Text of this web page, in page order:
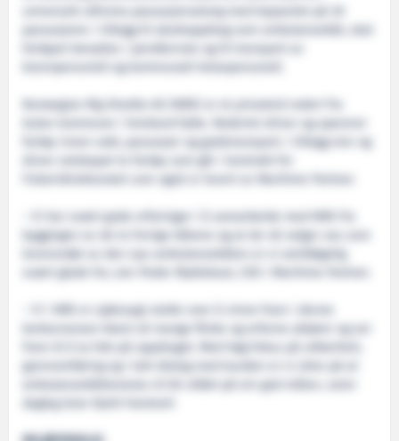
universelt utforma passasjersalong med kapasitet på 30
passasjerer. I tillegg til akuttoppdrag som ambulansebåt, skal
fartøyet benyttes i pendlerrute og til transport av
brannpersonell og kommunalt helsepersonell.
Norwegian Rig Shuttle AS (NRS) er et privateid rederi fra
Gulen kommune i Vestland fylke. Rederiet driver og opererer
fartøy innen vakt, passasjer og godstransport. I tillegg eier og
driver selskapet to fartøy som går i kontrakt for
Fiskeridirektoratet som også er levert av Maritime Partner.
– Vi har svært gode erfaringer i å samarbeide med NRS fra
byggingen av de to forrige båtene og at de nå velger oss som
leverandør av den nye ambulansebåten er vi selvfølgelig
svært glade for, sier Peder Myklebust, CEO i Maritime Partner.
– Vi i NRS er sjølvsagt stolte over å vinne fram i denne
konkurransen blant så mange flinke og erfarne aktører og ser
fram til å ta fatt på oppdraget. Med høg fokus på sikkerheit,
gjennomføring og i tett dialog med kunden er vi sikre på at
ambulansebåttenesta vil bli utført på ein god måte», seier
dagleg leiar Kjetil Hantveit